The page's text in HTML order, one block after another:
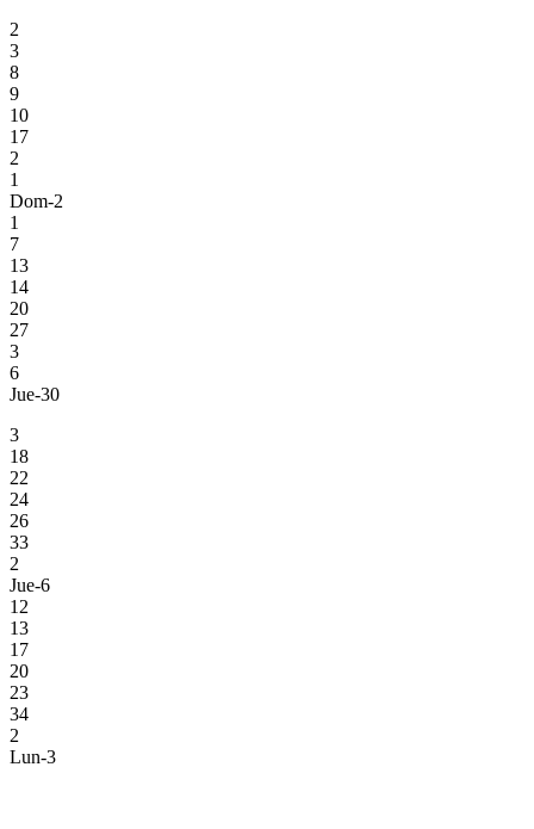
2
3
8
9
10
17
2
1
Dom-2
1
7
13
14
20
27
3
6
Jue-30
3
18
22
24
26
33
2
Jue-6
12
13
17
20
23
34
2
Lun-3